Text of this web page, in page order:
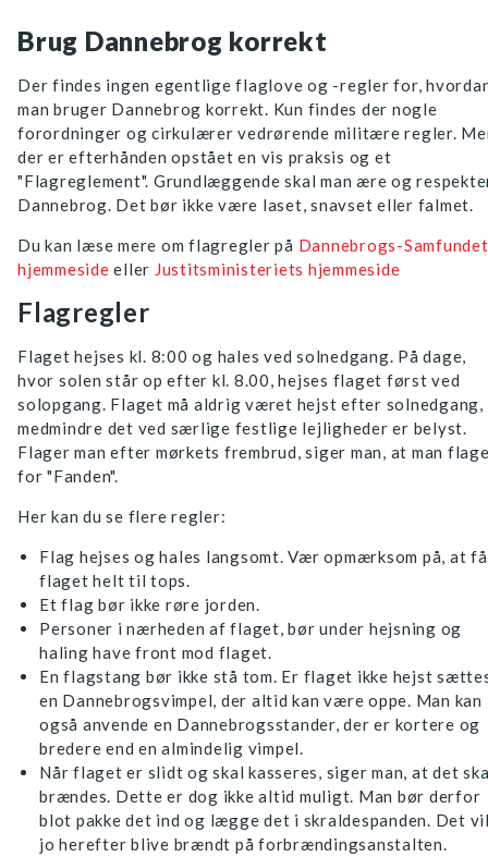
Brug Dannebrog korrekt
Der findes ingen egentlige flaglove og -regler for,
man bruger Dannebrog korrekt. Kun findes der nogle
forordninger og cirkulærer vedrørende militære regler.
der er efterhånden opstået en vis praksis og et
"Flagreglement". Grundlæggende skal man ære og
Dannebrog. Det bør ikke være laset, snavset eller falmet.
Du kan læse mere om flagregler på Dannebrogs-
hjemmeside eller Justitsministeriets hjemmeside
Flagregler
Flaget hejses kl. 8:00 og hales ved solnedgang. På dage,
hvor solen står op efter kl. 8.00, hejses flaget først ved
solopgang. Flaget må aldrig været hejst efter solnedgang,
medmindre det ved særlige festlige lejligheder er belyst.
Flager man efter mørkets frembrud, siger man, at man
for "Fanden".
Her kan du se flere regler:
Flag hejses og hales langsomt. Vær opmærksom på, at få
flaget helt til tops.
Et flag bør ikke røre jorden.
Personer i nærheden af flaget, bør under hejsning og
haling have front mod flaget.
En flagstang bør ikke stå tom. Er flaget ikke hejst
en Dannebrogsvimpel, der altid kan være oppe. Man kan
også anvende en Dannebrogsstander, der er kortere og
bredere end en almindelig vimpel.
Når flaget er slidt og skal kasseres, siger man, at det
brændes. Dette er dog ikke altid muligt. Man bør derfor
blot pakke det ind og lægge det i skraldespanden. Det
jo herefter blive brændt på forbrændingsanstalten.